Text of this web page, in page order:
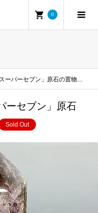
0
セブン」原石の置物（D）※一点もの
ーセブン」原石
Sold Out